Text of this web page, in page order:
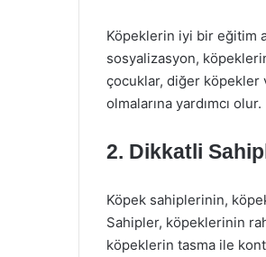
Köpeklerin iyi bir eğitim
sosyalizasyon,
çocuklar, diğer köpekler
olmalarına yardımcı olur.
2. Dikkatli
Köpek sahiplerinin,
Sahipler, köpeklerinin
köpeklerin tasma ile